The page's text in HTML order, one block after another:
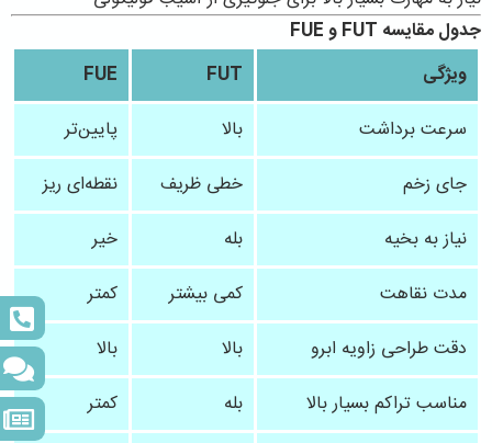
جدول مقایسه FUT و FUE
ویژگی
FUT
FUE
سرعت برداشت
بالا
پایین‌تر
جای زخم
خطی ظریف
نقطه‌ای ریز
نیاز به بخیه
بله
خیر
مدت نقاهت
کمی بیشتر
کمتر
دقت طراحی زاویه ابرو
بالا
بالا
مناسب تراکم بسیار بالا
بله
کمتر